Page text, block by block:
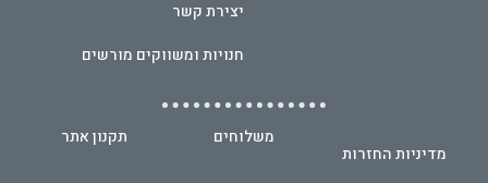
יצירת קשר
חנויות ומשווקים מורשים
מדיניות החזרות
משלוחים תקנון אתר